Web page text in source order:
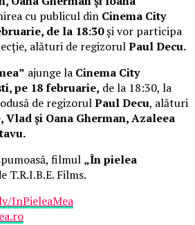
cu publicul din Cinema City
de la 18:30și vor participa
alături de regizorulPaul Decu.
ajunge la Cinema City
pe 18 februarie, de la 18:30, la
de regizorulPaul Decu, alături
Vlad și Oana Gherman, Azaleea
filmul „În pielea
T.R.I.B.E. Films.
InPieleaMea